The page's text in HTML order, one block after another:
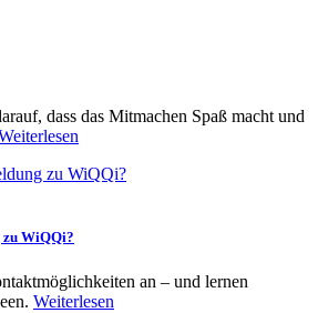
dass das Mitmachen Spaß macht und
zu WiQQi?
an – und lernen
Weiterlesen